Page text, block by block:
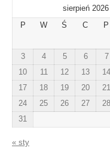
sierpień 2026
P
W Ś C P
3
4 5 6 7
10
11 12 13 14
17
18 19 20 21
24
25 26 27 28
31
« sty